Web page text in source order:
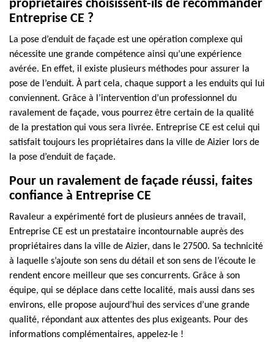
propriétaires choisissent-ils de recommander
Entreprise CE ?
La pose d’enduit de façade est une opération complexe qui
nécessite une grande compétence ainsi qu’une expérience
avérée. En effet, il existe plusieurs méthodes pour assurer la
pose de l’enduit. À part cela, chaque support a les enduits qui lui
conviennent. Grâce à l’intervention d’un professionnel du
ravalement de façade, vous pourrez être certain de la qualité
de la prestation qui vous sera livrée. Entreprise CE est celui qui
satisfait toujours les propriétaires dans la ville de Aizier lors de
la pose d’enduit de façade.
Pour un ravalement de façade réussi, faites
confiance à Entreprise CE
Ravaleur a expérimenté fort de plusieurs années de travail,
Entreprise CE est un prestataire incontournable auprès des
propriétaires dans la ville de Aizier, dans le 27500. Sa technicité
à laquelle s’ajoute son sens du détail et son sens de l’écoute le
rendent encore meilleur que ses concurrents. Grâce à son
équipe, qui se déplace dans cette localité, mais aussi dans ses
environs, elle propose aujourd’hui des services d’une grande
qualité, répondant aux attentes des plus exigeants. Pour des
informations complémentaires, appelez-le !